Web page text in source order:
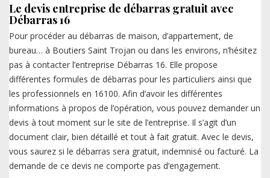
Le devis entreprise de débarras gratuit avec
Débarras 16
Pour procéder au débarras de maison, d’appartement, de
bureau… à Boutiers Saint Trojan ou dans les environs, n’hésitez
pas à contacter l’entreprise Débarras 16. Elle propose
différentes formules de débarras pour les particuliers ainsi que
les professionnels en 16100. Afin d’avoir les différentes
informations à propos de l’opération, vous pouvez demander un
devis à tout moment sur le site de l’entreprise. Il s’agit d’un
document clair, bien détaillé et tout à fait gratuit. Avec le devis,
vous saurez si le débarras sera gratuit, indemnisé ou facturé. La
demande de ce devis ne comporte pas d’engagement.